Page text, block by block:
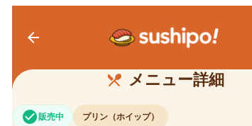
arrow_back
restaurant_menu メニュー詳細
プレミアムホイッププリン
check_circle 販売中 プリン（ホイップ）